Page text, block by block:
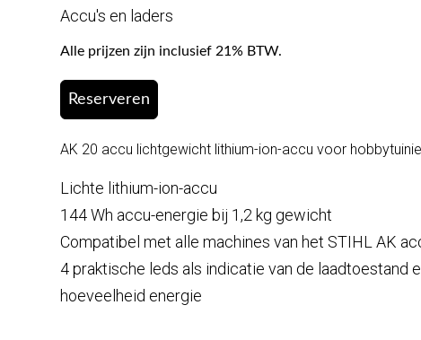
Accu's en laders
Alle prijzen zijn inclusief 21% BTW.
Reserveren
AK 20 accu lichtgewicht lithium-ion-accu voor
Lichte lithium-ion-accu
144 Wh accu-energie bij 1,2 kg gewicht
Compatibel met alle machines van het STIHL AK
4 praktische leds als indicatie van de laadtoestand
hoeveelheid energie